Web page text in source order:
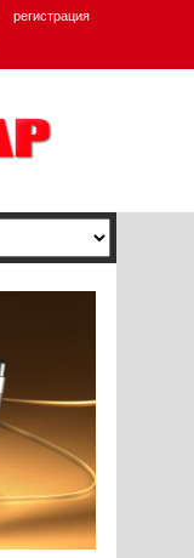
регистрация